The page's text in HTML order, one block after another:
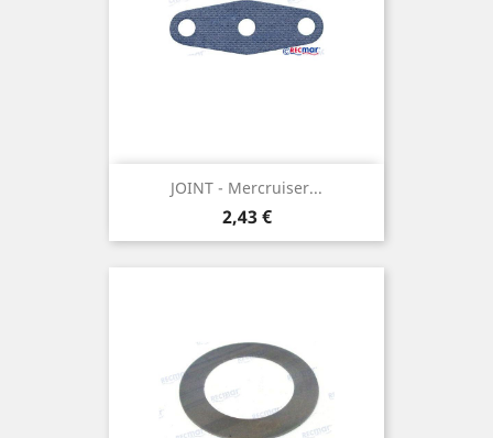
JOINT - Mercruiser...
Prix
2,43 €